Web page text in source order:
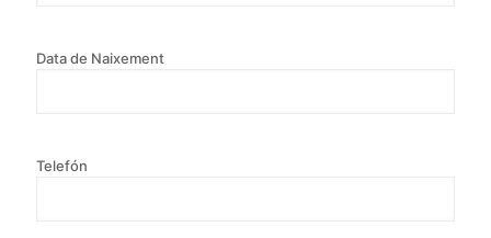
Data de Naixement
Telefón